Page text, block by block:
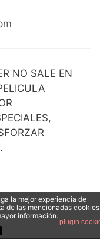
NO SALE EN
la mejor experiencia de
de las mencionadas
información.
plugin